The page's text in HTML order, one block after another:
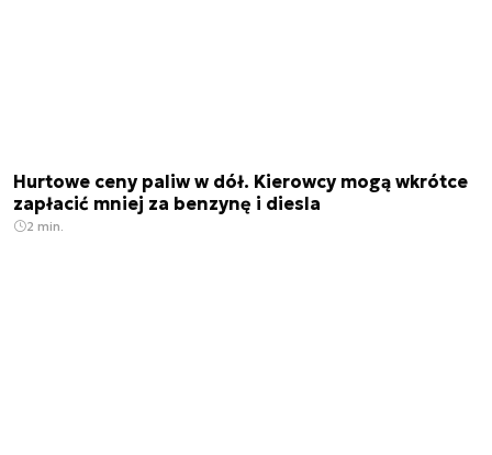
Hurtowe ceny paliw w dół. Kierowcy mogą wkrótce
zapłacić mniej za benzynę i diesla
2 min.